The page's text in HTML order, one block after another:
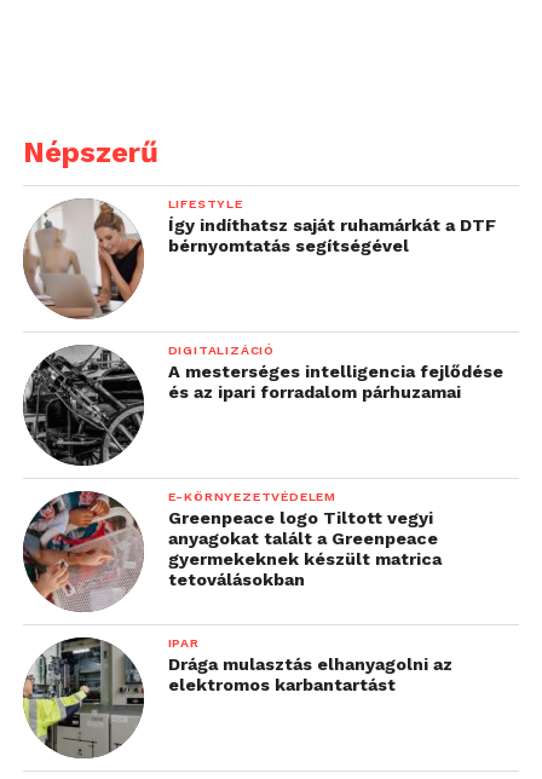
Népszerű
LIFESTYLE
Így indíthatsz saját ruhamárkát a DTF
bérnyomtatás segítségével
DIGITALIZÁCIÓ
A mesterséges intelligencia fejlődése
és az ipari forradalom párhuzamai
E-KÖRNYEZETVÉDELEM
Greenpeace logo Tiltott vegyi
anyagokat talált a Greenpeace
gyermekeknek készült matrica
tetoválásokban
IPAR
Drága mulasztás elhanyagolni az
elektromos karbantartást